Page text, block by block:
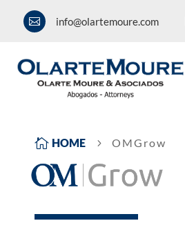
 info@olartemoure.com
 HOME 5 OMGrow